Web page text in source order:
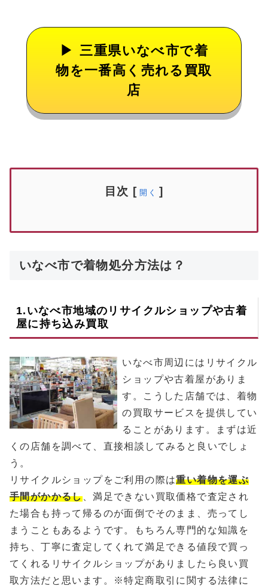
三重県いなべ市で着
物を一番高く売れる買取
店
目次 [ 開く ]
いなべ市で着物処分方法は？
1. いなべ市地域のリサイクルショップや古着
屋に持ち込み買取
いなべ市周辺にはリサイクル
ショップや古着屋がありま
す。こうした店舗では、着物
の買取サービスを提供してい
ることがあります。まずは近
くの店舗を調べて、直接相談してみると良いでしょ
う。
リサイクルショップをご利用の際は重い着物を運ぶ
手間がかかるし、満足できない買取価格で査定され
た場合も持って帰るのが面倒でそのまま、売ってし
まうこともあるようです。もちろん専門的な知識を
持ち、丁寧に査定してくれて満足できる値段で買っ
てくれるリサイクルショップがありましたら良い買
取方法だと思います。※特定商取引に関する法律に